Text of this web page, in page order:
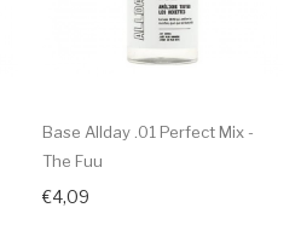
Base Allday .01 Perfect Mix -
The Fuu
€4,09